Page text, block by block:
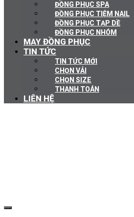
ĐỒNG PHỤC SPA
ĐỒNG PHỤC TIỆM NAIL
ĐỒNG PHỤC TẠP DỀ
ĐỒNG PHỤC NHÓM
MAY ĐỒNG PHỤC
TIN TỨC
TIN TỨC MỚI
CHỌN VẢI
CHỌN SIZE
THANH TOÁN
LIÊN HỆ